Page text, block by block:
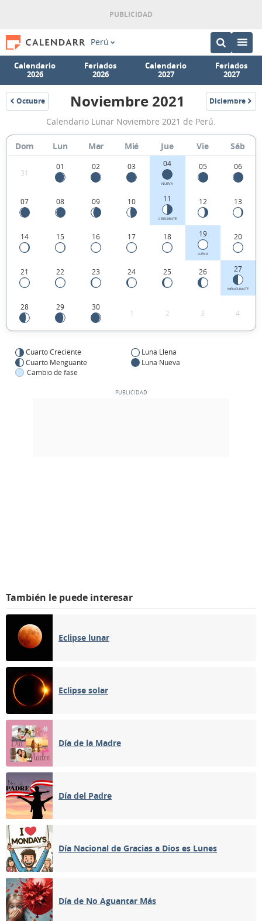
Perú
Calendario
2026
Feriados
2026
Calendario
2027
Feriados
2027
Octubre
2021
Calendario
Lunar
Noviembre
2021
de
Perú.
Noviembre 2021 Diciembre
2021
Calendario Lunar Noviembre 2021 de Perú.
Dom Lun Mar Mié Jue Vie Sáb
31
01 02 03 04
NUEVA
05 06
07 08 09 10 11
CRECIENTE
12 13
14 15 16 17 18 19
LLENA
20
21 22 23 24 25 26 27
MENGUANTE
28 29 30
1 2 3 4
Cuarto Creciente
Luna Llena
Cuarto Menguante
Luna Nueva
Cambio de fase
También le puede interesar
Eclipse lunar
Eclipse solar
Día de la Madre
Día del Padre
Día Nacional de Gracias a Dios es Lunes
Día de No Aguantar Más